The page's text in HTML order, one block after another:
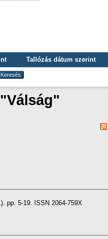
Tallózás dátum szerint
pp. 5-19. ISSN 2064-759X